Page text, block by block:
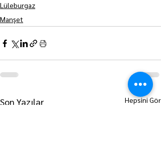
Lüleburgaz
Manşet
Son Yazılar Hepsini Gör